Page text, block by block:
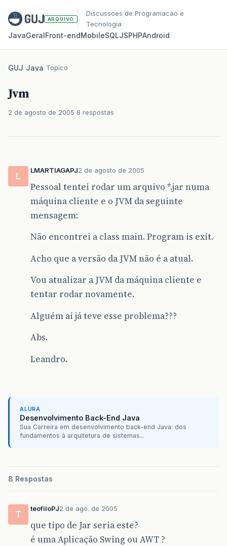
ARQUIVO
Discussoes de Programacao e
Tecnologia
JavaGeralFront‑endMobileSQLJSPHPAndroid
GUJ/Java/Topico
Jvm
2 de agosto de 2005 8 respostas
L
LMARTIAGAPJ2 de agosto de 2005
Pessoal tentei rodar um arquivo *.jar numa
máquina cliente e o JVM da seguinte
mensagem:
Não encontrei a class main. Program is exit.
Acho que a versão da JVM não é a atual.
Vou atualizar a JVM da máquina cliente e
tentar rodar novamente.
Alguém ai já teve esse problema???
Abs.
Leandro.
ALURA
Desenvolvimento Back-End Java
Sua Carreira em desenvolvimento back-end Java: dos
fundamentos à arquitetura de sistemas...
8 Respostas
T
teofiloPJ2 de ago. de 2005
que tipo de Jar seria este?
é uma Aplicação Swing ou AWT ?